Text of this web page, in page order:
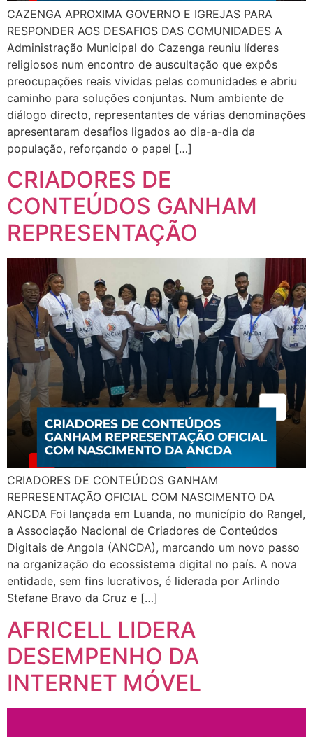
CAZENGA APROXIMA GOVERNO E IGREJAS PARA
RESPONDER AOS DESAFIOS DAS COMUNIDADES A
Administração Municipal do Cazenga reuniu líderes
religiosos num encontro de auscultação que expôs
preocupações reais vividas pelas comunidades e abriu
caminho para soluções conjuntas. Num ambiente de
diálogo directo, representantes de várias denominações
apresentaram desafios ligados ao dia-a-dia da
população, reforçando o papel […]
CRIADORES DE
CONTEÚDOS GANHAM
REPRESENTAÇÃO
CRIADORES DE CONTEÚDOS GANHAM
REPRESENTAÇÃO OFICIAL COM NASCIMENTO DA
ANCDA Foi lançada em Luanda, no município do Rangel,
a Associação Nacional de Criadores de Conteúdos
Digitais de Angola (ANCDA), marcando um novo passo
na organização do ecossistema digital no país. A nova
entidade, sem fins lucrativos, é liderada por Arlindo
Stefane Bravo da Cruz e […]
AFRICELL LIDERA
DESEMPENHO DA
INTERNET MÓVEL